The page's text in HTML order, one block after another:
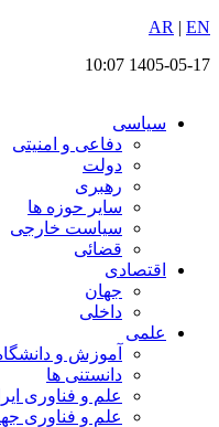
پرش
محتوا
AR | EN
1405-05-17 10:07
سیاسی
دفاعی و امنیتی
دولت
رهبری
سایر حوزه ها
سیاست خارجی
قضائی
اقتصادی
جهان
داخلی
علمی
آموزش و
دانستنی ها
علم و فناوری
علم و فناوری